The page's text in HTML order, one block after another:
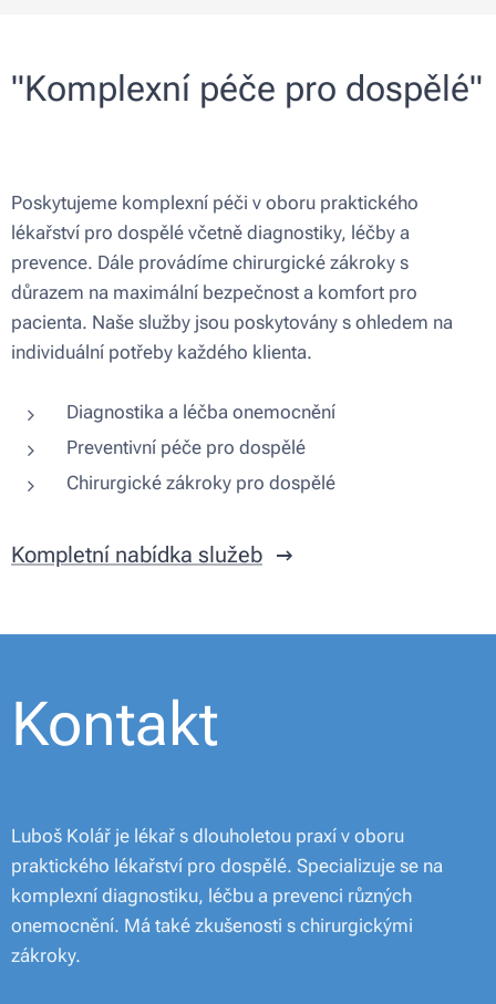
"Komplexní péče pro dospělé"
Poskytujeme komplexní péči v oboru praktického
lékařství pro dospělé včetně diagnostiky, léčby a
prevence. Dále provádíme chirurgické zákroky s
důrazem na maximální bezpečnost a komfort pro
pacienta. Naše služby jsou poskytovány s ohledem na
individuální potřeby každého klienta.
Diagnostika a léčba onemocnění
Preventivní péče pro dospělé
Chirurgické zákroky pro dospělé
Kompletní nabídka služeb
Kontakt
Luboš Kolář je lékař s dlouholetou praxí v oboru
praktického lékařství pro dospělé. Specializuje se na
komplexní diagnostiku, léčbu a prevenci různých
onemocnění. Má také zkušenosti s chirurgickými
zákroky.